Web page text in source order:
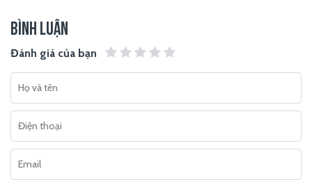
BÌNH LUẬN
Đánh giá của bạn